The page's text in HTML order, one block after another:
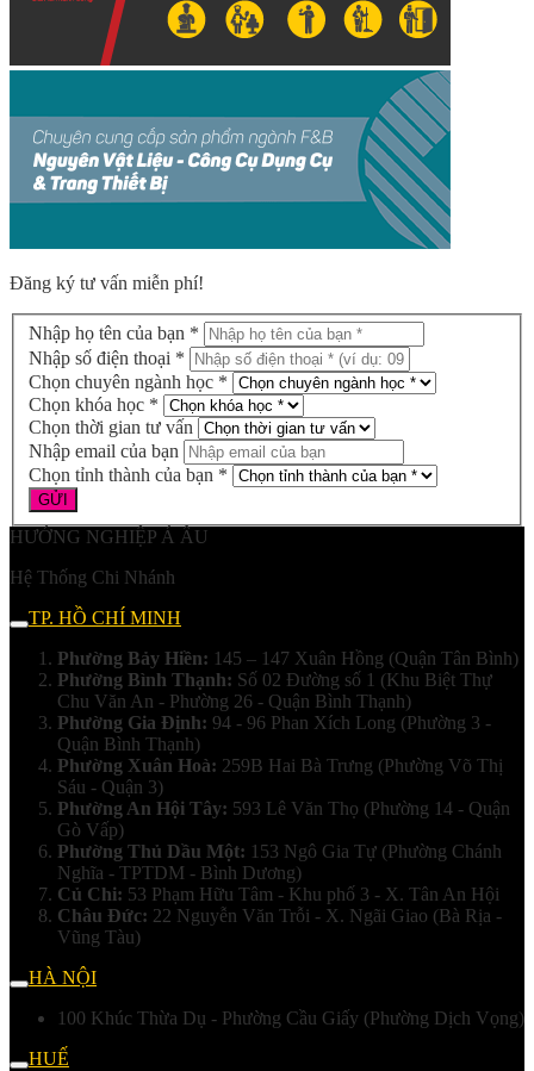
Đăng ký tư vấn miễn phí!
Nhập họ tên của bạn *
Nhập số điện thoại *
Chọn chuyên ngành học *
Chọn khóa học *
Chọn thời gian tư vấn
Nhập email của bạn
Chọn tỉnh thành của bạn *
HƯỚNG NGHIỆP Á ÂU
Hệ Thống Chi Nhánh
TP. HỒ CHÍ MINH
Phường Bảy Hiền: 145 – 147 Xuân Hồng (Quận Tân Bình)
Phường Bình Thạnh: Số 02 Đường số 1 (Khu Biệt Thự
Chu Văn An - Phường 26 - Quận Bình Thạnh)
Phường Gia Định: 94 - 96 Phan Xích Long (Phường 3 -
Quận Bình Thạnh)
Phường Xuân Hoà: 259B Hai Bà Trưng (Phường Võ Thị
Sáu - Quận 3)
Phường An Hội Tây: 593 Lê Văn Thọ (Phường 14 - Quận
Gò Vấp)
Phường Thủ Dầu Một: 153 Ngô Gia Tự (Phường Chánh
Nghĩa - TPTDM - Bình Dương)
Củ Chi: 53 Phạm Hữu Tâm - Khu phố 3 - X. Tân An Hội
Châu Đức: 22 Nguyễn Văn Trỗi - X. Ngãi Giao (Bà Rịa -
Vũng Tàu)
HÀ NỘI
100 Khúc Thừa Dụ - Phường Cầu Giấy (Phường Dịch Vọng)
HUẾ